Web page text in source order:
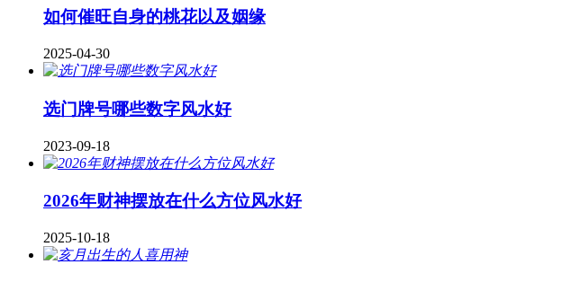
如何催旺自身的桃花以及姻缘
2025-04-30
​选门牌号哪些数字风水好
2023-09-18
2026年财神摆放在什么方位风水好
2025-10-18